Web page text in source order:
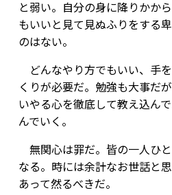
と弱い。自分の身に降りかか
もいいと見て見ぬふりをする
のはない。
どんなやり方でもいい、手
くりが必要だ。勉強も大事だ
いやる心を徹底して教え込ん
んでいく。
無関心は罪だ。皆の一人ひ
なる。時には余計なお世話と
あって然るべきだ。